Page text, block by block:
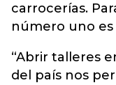
carrocerías.
número uno
“Abrir talleres
del país nos